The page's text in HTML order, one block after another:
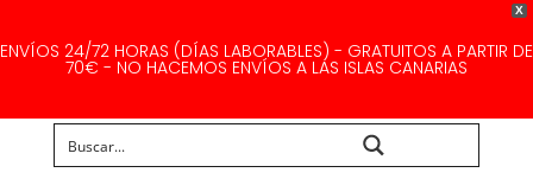
X
ENVÍOS 24/72 HORAS (DÍAS LABORABLES) - GRATUITOS A PARTIR DE
70€ - NO HACEMOS ENVÍOS A LAS ISLAS CANARIAS